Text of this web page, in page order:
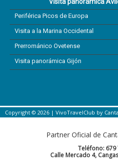
Visita panorámica
Periférica Picos de Europa
Visita a la Marina Occidental
Prerrománico Ovetense
Visita panorámica Gijón
Copyright © 2026 | VivoTravelClub by
Partner Oficial de
Teléfono: 679
Calle Mercado 4,